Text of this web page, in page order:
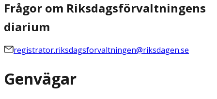
Frågor om Riksdagsförvaltningens
diarium
registrator.riksdagsforvaltningen@riksdagen.se
Genvägar